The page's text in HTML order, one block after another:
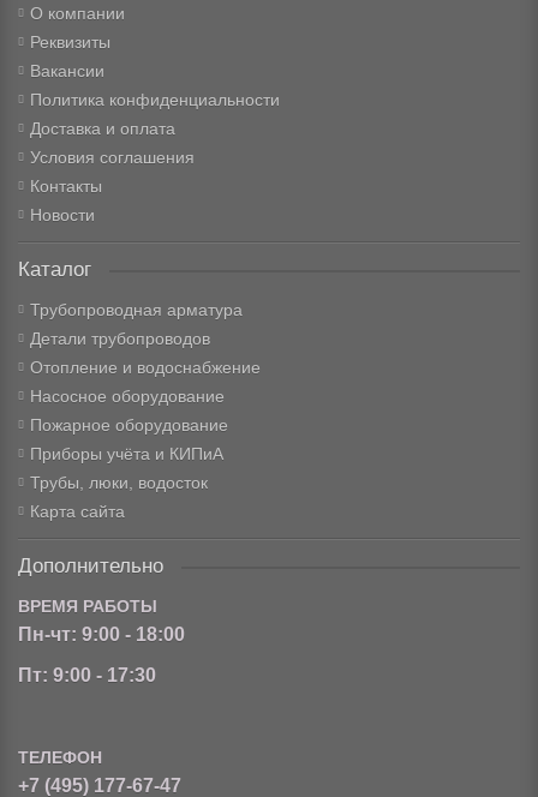
О компании
Реквизиты
Вакансии
Политика конфиденциальности
Доставка и оплата
Условия соглашения
Контакты
Новости
Каталог
Трубопроводная арматура
Детали трубопроводов
Отопление и водоснабжение
Насосное оборудование
Пожарное оборудование
Приборы учёта и КИПиА
Трубы, люки, водосток
Карта сайта
Дополнительно
ВРЕМЯ РАБОТЫ
Пн-чт: 9:00 - 18:00
Пт: 9:00 - 17:30
ТЕЛЕФОН
+7 (495) 177-67-47